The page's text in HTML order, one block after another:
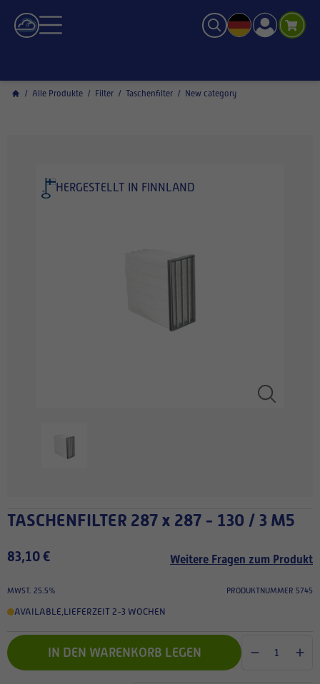
/ Alle Produkte / Filter / Taschenfilter / New category
HERGESTELLT IN FINNLAND
TASCHENFILTER 287 x 287 - 130 / 3 M5
83,10 € Weitere Fragen zum Produkt
MWST. 25.5% PRODUKTNUMMER 5745
AVAILABLE,LIEFERZEIT 2-3 WOCHEN
IN DEN WARENKORB LEGEN